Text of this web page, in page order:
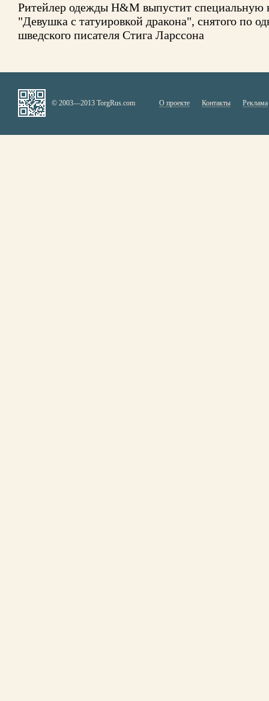
Ритейлер одежды H&M выпустит специальную
"Девушка с татуировкой дракона", снятого по
шведского писателя Стига Ларссона
© 2003—2013 TorgRus.com О проекте Контакты Реклама